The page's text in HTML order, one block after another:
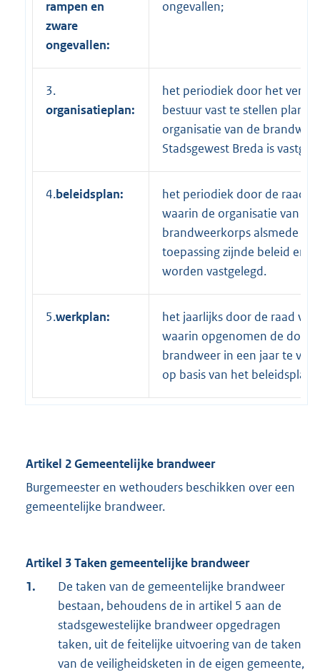
rampen en
zware
ongevallen:
ongevallen;
3.
organisatieplan:
het periodiek door het
bestuur vast te stellen plan
organisatie van de
Stadsgewest Breda is
4.beleidsplan:
het periodiek door de raad
waarin de organisatie van
brandweerkorps alsmede
toepassing zijnde beleid en
worden vastgelegd.
5.werkplan:
het jaarlijks door de raad
waarin opgenomen de door
brandweer in een jaar te
op basis van het beleidsplan.
Artikel 2 Gemeentelijke brandweer
Burgemeester en wethouders beschikken over een
gemeentelijke brandweer.
Artikel 3 Taken gemeentelijke brandweer
1.
De taken van de gemeentelijke brandweer
bestaan, behoudens de in artikel 5 aan de
stadsgewestelijke brandweer opgedragen
taken, uit de feitelijke uitvoering van de taken
van de veiligheidsketen in de eigen gemeente,